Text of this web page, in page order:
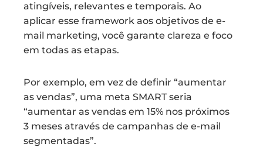
atingíveis, relevantes e temporais. Ao
aplicar esse framework aos objetivos de e-
mail marketing, você garante clareza e foco
em todas as etapas.
Por exemplo, em vez de definir “aumentar
as vendas”, uma meta SMART seria
“aumentar as vendas em 15% nos próximos
3 meses através de campanhas de e-mail
segmentadas”.